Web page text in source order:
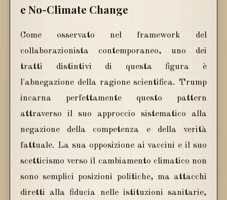
e No-Climate Change
Come osservato nel framework del
collaborazionista contemporaneo, uno dei
tratti distintivi di questa figura è
l'abnegazione della ragione scientifica. Trump
incarna perfettamente questo pattern
attraverso il suo approccio sistematico alla
negazione della competenza e della verità
fattuale. La sua opposizione ai vaccini e il suo
scetticismo verso il cambiamento climatico non
sono semplici posizioni politiche, ma attacchi
diretti alla fiducia nelle istituzioni sanitarie,